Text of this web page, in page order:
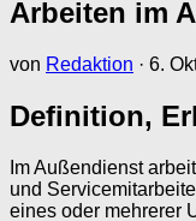
Arbeiten im
von Redaktion · 6.
Definition,
Im Außendienst
und
eines oder mehrerer